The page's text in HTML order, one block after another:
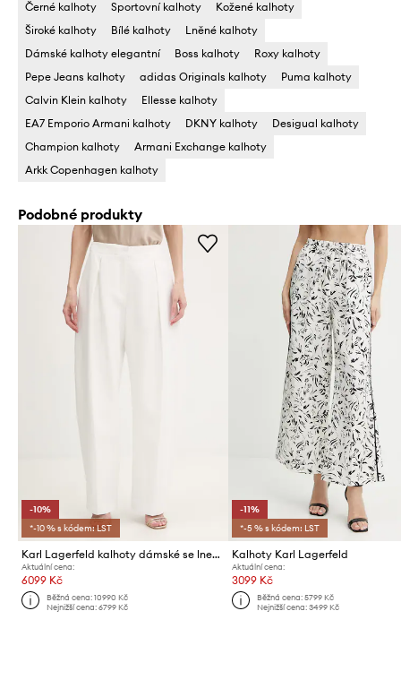
Černé kalhoty Sportovní kalhoty
Kožené kalhoty
Široké kalhoty
Bílé kalhoty
Lněné kalhoty
Dámské kalhoty elegantní
Boss kalhoty
Roxy kalhoty
Pepe Jeans kalhoty
adidas Originals kalhoty
Puma kalhoty
Calvin Klein kalhoty
Ellesse kalhoty
EA7 Emporio Armani kalhoty
DKNY kalhoty
Desigual kalhoty
Champion kalhoty
Armani Exchange kalhoty
Arkk Copenhagen kalhoty
Podobné produkty
-10%
*-10 % s kódem: LST
Karl Lagerfeld kalhoty dámské se lnem Karl Lagerfeld Studio
Aktuální cena:
6099 Kč
Běžná cena:10990 Kč
Nejnižší cena:6799 Kč
-11%
*-5 % s kódem: LST
Kalhoty Karl Lagerfeld
Aktuální cena:
3099 Kč
Běžná cena: 5799 Kč
Nejnižší cena: 3499 Kč